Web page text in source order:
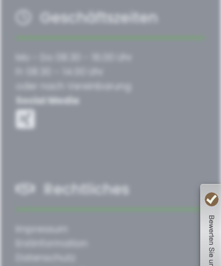
Geschäftszeiten
Social Media
Rechtliches